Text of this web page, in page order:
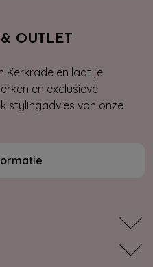
OUTLET
Kerkrade en laat je
en exclusieve
stylingadvies van onze